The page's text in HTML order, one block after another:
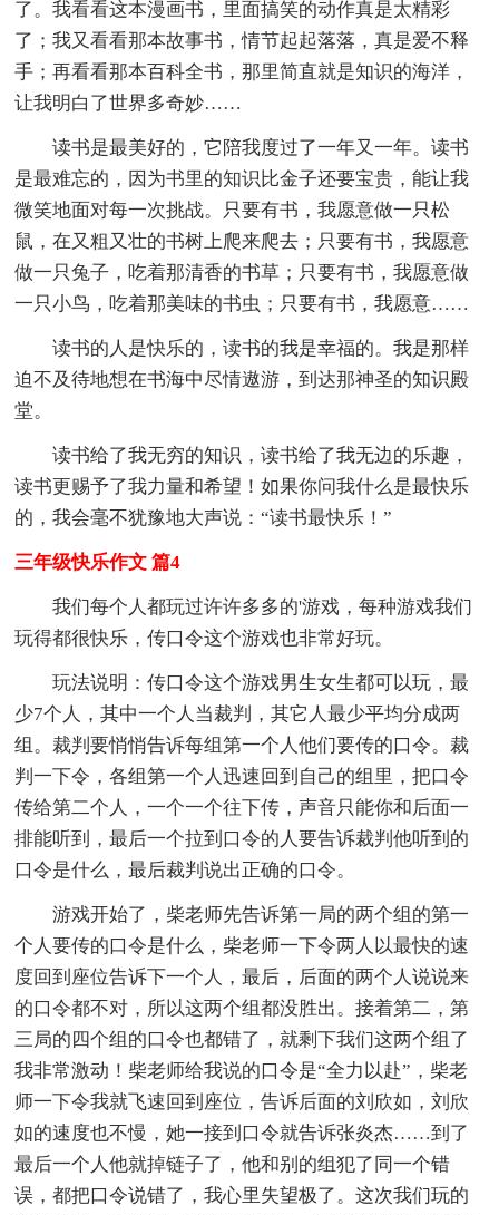
了。我看看这本漫画书，里面搞笑的动作真是太精彩
了；我又看看那本故事书，情节起起落落，真是爱不释
手；再看看那本百科全书，那里简直就是知识的海洋，
让我明白了世界多奇妙……
读书是最美好的，它陪我度过了一年又一年。读书
是最难忘的，因为书里的知识比金子还要宝贵，能让我
微笑地面对每一次挑战。只要有书，我愿意做一只松
鼠，在又粗又壮的书树上爬来爬去；只要有书，我愿意
做一只兔子，吃着那清香的书草；只要有书，我愿意做
一只小鸟，吃着那美味的书虫；只要有书，我愿意……
读书的人是快乐的，读书的我是幸福的。我是那样
迫不及待地想在书海中尽情遨游，到达那神圣的知识殿
堂。
读书给了我无穷的知识，读书给了我无边的乐趣，
读书更赐予了我力量和希望！如果你问我什么是最快乐
的，我会毫不犹豫地大声说：“读书最快乐！”
三年级快乐作文 篇4
我们每个人都玩过许许多多的'游戏，每种游戏我们
玩得都很快乐，传口令这个游戏也非常好玩。
玩法说明：传口令这个游戏男生女生都可以玩，最
少7个人，其中一个人当裁判，其它人最少平均分成两
组。裁判要悄悄告诉每组第一个人他们要传的口令。裁
判一下令，各组第一个人迅速回到自己的组里，把口令
传给第二个人，一个一个往下传，声音只能你和后面一
排能听到，最后一个拉到口令的人要告诉裁判他听到的
口令是什么，最后裁判说出正确的口令。
游戏开始了，柴老师先告诉第一局的两个组的第一
个人要传的口令是什么，柴老师一下令两人以最快的速
度回到座位告诉下一个人，最后，后面的两个人说说来
的口令都不对，所以这两个组都没胜出。接着第二，第
三局的四个组的口令也都错了，就剩下我们这两个组了
我非常激动！柴老师给我说的口令是“全力以赴”，柴老
师一下令我就飞速回到座位，告诉后面的刘欣如，刘欣
如的速度也不慢，她一接到口令就告诉张炎杰……到了
最后一个人他就掉链子了，他和别的组犯了同一个错
误，都把口令说错了，我心里失望极了。这次我们玩的